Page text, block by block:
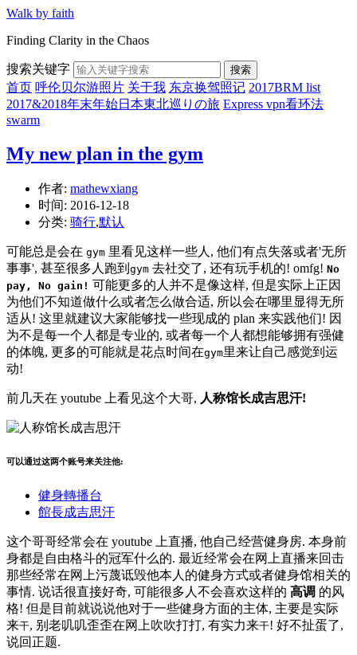
Walk by faith
Finding Clarity in the Chaos
搜索关键字 搜索
首页 呼伦贝尔游照片 关于我 东京换驾照记 2017BRM list
2017&2018年末年始日本東北巡りの旅 Express vpn看环法
swarm
My new plan in the gym
作者: mathewxiang
时间: 2016-12-18
分类: 骑行,默认
可能总是会在 gym 里看见这样一些人, 他们有点失落或者'无所
事事', 甚至很多人跑到 gym 去社交了, 还有玩手机的! omfg! No
pay, No gain! 可能更多的人并不是像这样, 但是实际上正因
为他们不知道做什么或者怎么做合适, 所以会在哪里显得无所
适从! 这里就建议大家能够找一些现成的 plan 来实践他们! 因
为不是每一个人都是专业的, 或者每一个人都想能够拥有强健
的体魄, 更多的可能就是花点时间在gym里来让自己感觉到运
动!
前几天在 youtube 上看见这个大哥, 人称馆长成吉思汗!
可以通过这两个账号来关注他:
健身轉播台
館長成吉思汗
这个哥哥经常会在 youtube 上直播, 他自己经营健身房. 本身前
身都是自由格斗的冠军什么的. 最近经常会在网上直播来回击
那些经常在网上污蔑诋毁他本人的健身方式或者健身馆相关的
事情. 说话很直接好奇, 可能很多人不会喜欢这样的 高调 的风
格! 但是目前就说说他对于一些健身方面的主体, 主要是实际
来干, 别老叽叽歪歪在网上吹吹打打, 有实力来干! 好不扯蛋了,
说回正题.